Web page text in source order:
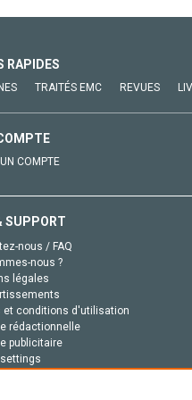
RAPIDES
TRAITÉS EMC REVUES
COMPTE
SUPPORT
nous / FAQ
nous ?
légales
et conditions d'utilisation
rédactionnelle
publicitaire